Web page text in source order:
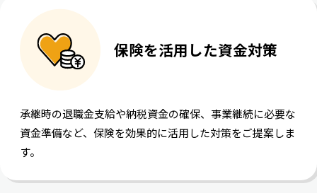
保険を活用した資金対策
承継時の退職金支給や納税資金の確保、事業継続に必要な
資金準備など、保険を効果的に活用した対策をご提案しま
す。